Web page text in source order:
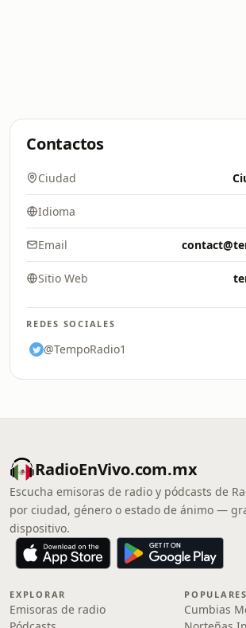
Contactos
Ciudad
Idioma
Email
Sitio Web
REDES SOCIALES
@TempoRadio1
RadioEnVivo.com.mx
Escucha emisoras de radio y pódcasts de
por ciudad, género o estado de ánimo —
dispositivo.
EXPLORAR
Emisoras de radio
POPULARES
Cumbias